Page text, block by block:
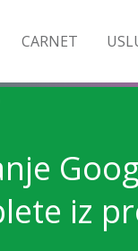
CARNET
iz